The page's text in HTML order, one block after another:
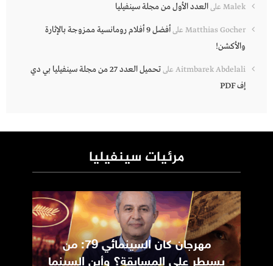
Malek علىالعدد الأول من مجلة سينفيليا
Matthias Gocher على
أفضل 9 أفلام رومانسية ممزوجة بالإثارة
والأكشن!
Aitmbarek Abdelali على
تحميل العدد 27 من مجلة سينفيليا بي دي
إف PDF
مرئيات سينفيليا
مهرجان كان السينمائي 79: من
يسيطر على المسابقة؟ وأين السينما